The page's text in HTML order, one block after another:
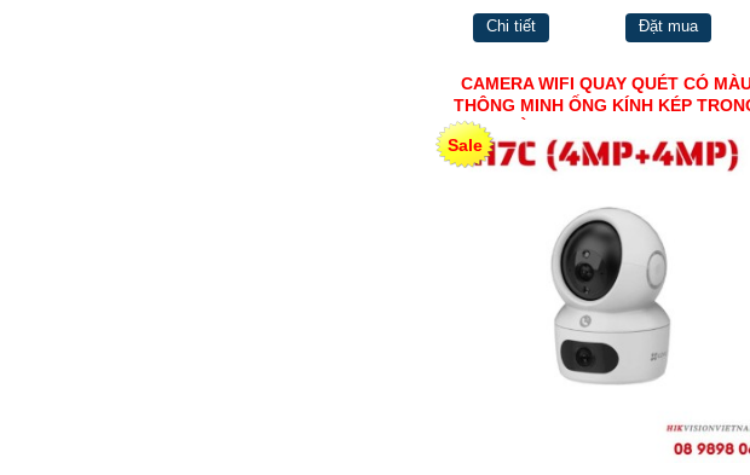
Chi tiết Đặt mua
CAMERA WIFI QUAY QUÉT CÓ
THÔNG MINH ỐNG KÍNH KÉP
Sale